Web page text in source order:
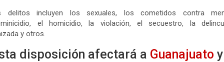
delitos incluyen los sexuales, los cometidos contra
el homicidio, la violación, el secuestro, la
y otros.
disposición afectará a Guanajuato